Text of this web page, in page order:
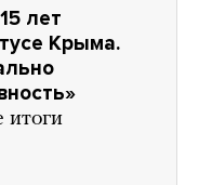
лет
Крыма.
итоги